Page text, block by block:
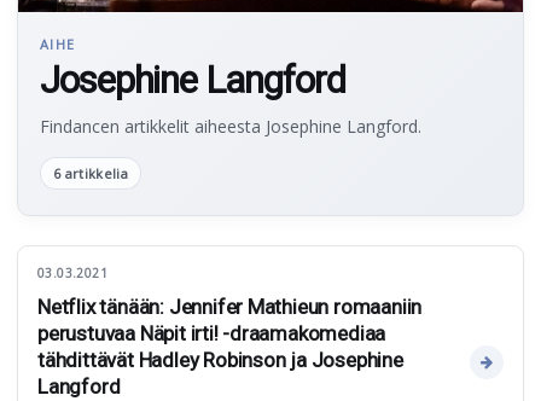
AIHE
Josephine Langford
Findancen artikkelit aiheesta Josephine Langford.
6 artikkelia
03.03.2021
Netflix tänään: Jennifer Mathieun romaaniin
perustuvaa Näpit irti! -draamakomediaa
tähdittävät Hadley Robinson ja Josephine
Langford